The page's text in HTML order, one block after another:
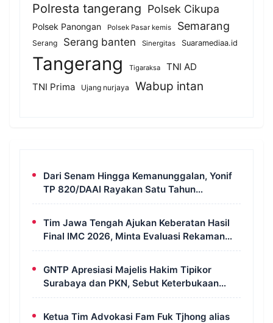
Polresta tangerang Polsek Cikupa
Polsek Panongan Polsek Pasar kemis Semarang
Serang Serang banten Sinergitas Suaramediaa.id
Tangerang Tigaraksa
TNI AD
TNI Prima
Ujang nurjaya Wabup intan
Dari Senam Hingga Kemanunggalan, Yonif
TP 820/DAAI Rayakan Satu Tahun
Pengabdian dengan Semangat
Tim Jawa Tengah Ajukan Keberatan Hasil
Final IMC 2026, Minta Evaluasi Rekaman
dan Scorecard Juri
GNTP Apresiasi Majelis Hakim Tipikor
Surabaya dan PKN, Sebut Keterbukaan
Informasi Jadi Instrumen Pengawasan
Ketua Tim Advokasi Fam Fuk Tjhong alias